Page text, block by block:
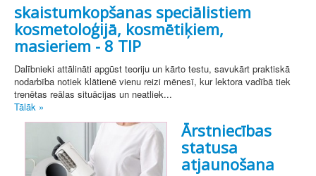
skaistumkopšanas speciālistiem
kosmetoloģijā, kosmētiķiem,
masieriem - 8 TIP
Dalībnieki attālināti apgūst teoriju un kārto testu, savukārt praktiskā
nodarbība notiek klātienē vienu reizi mēnesī, kur lektora vadībā tiek
trenētas reālas situācijas un neatliek...
Tālāk »
Ārstniecības
statusa
atjaunošana